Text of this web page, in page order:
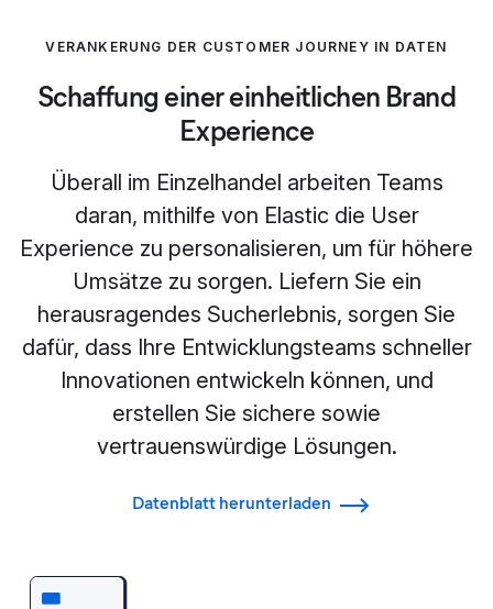
VERANKERUNG DER CUSTOMER JOURNEY IN DATEN
Schaffung einer einheitlichen Brand
Experience
Überall im Einzelhandel arbeiten Teams
daran, mithilfe von Elastic die User
Experience zu personalisieren, um für höhere
Umsätze zu sorgen. Liefern Sie ein
herausragendes Sucherlebnis, sorgen Sie
dafür, dass Ihre Entwicklungsteams schneller
Innovationen entwickeln können, und
erstellen Sie sichere sowie
vertrauenswürdige Lösungen.
Datenblatt herunterladen